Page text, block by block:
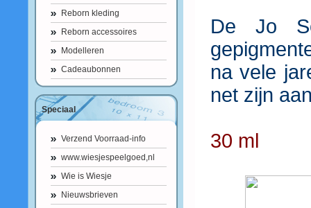
Reborn kleding
Reborn accessoires
Modelleren
Cadeaubonnen
Speciaal
Verzend Voorraad-info
www.wiesjespeelgoed,nl
Wie is Wiesje
Nieuwsbrieven
De Jo
na vele
net zijn
30 ml